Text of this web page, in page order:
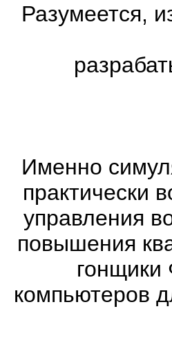
Разумеется,
Именно
практически
управления
повышения
гонщики
компьютеров